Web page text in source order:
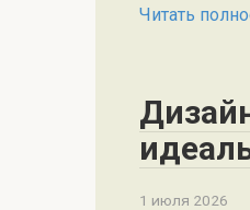
Читать
1 июля 2026